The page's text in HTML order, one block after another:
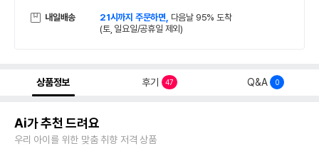
내일배송 21시까지 주문하면, 다음날 95% 도착
(토, 일요일/공휴일 제외)
상품정보 후기 47 Q&A 0
Ai가 추천 드려요
우리 아이를 위한 맞춤 취향 저격 상품